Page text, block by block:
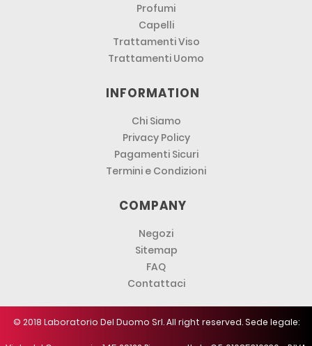
Profumi
Capelli
Trattamenti Viso
Trattamenti Uomo
INFORMATION
Chi Siamo
Privacy Policy
Pagamenti Sicuri
Termini e Condizioni
COMPANY
Negozi
Sitemap
FAQ
Contattaci
© 2018 Laboratorio Del Duomo Srl. All right reserved. Sede legale: